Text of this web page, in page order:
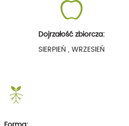
Dojrzałość zbiorcza:
SIERPIEŃ , WRZESIEŃ